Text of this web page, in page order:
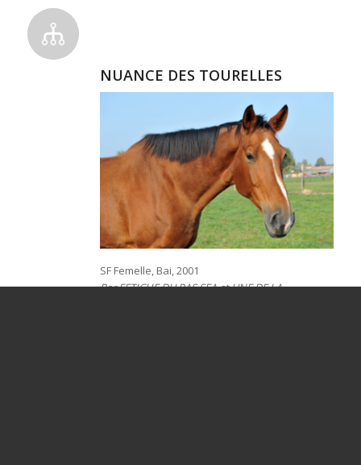
NUANCE DES TOURELLES
SF Femelle, Bai, 2001
Par FETICHE DU PAS SFA et UNE DE LA